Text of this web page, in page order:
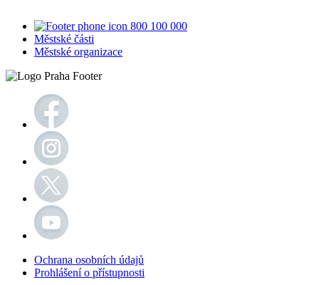
800 100 000
Městské části
Městské organizace
Ochrana osobních údajů
Prohlášení o přístupnosti